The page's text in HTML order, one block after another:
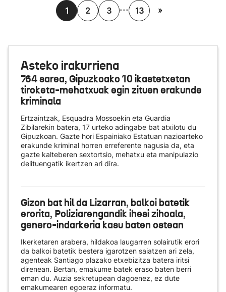
1 2 3 ... 13 »
Asteko irakurriena
764 sarea, Gipuzkoako 10 ikastetxetan
tiroketa-mehatxuak egin zituen erakunde
kriminala
Ertzaintzak, Esquadra Mossoekin eta Guardia
Zibilarekin batera, 17 urteko adingabe bat atxilotu du
Gipuzkoan. Gazte hori Espainiako Estatuan nazioarteko
erakunde kriminal horren erreferente nagusia da, eta
gazte kalteberen sextortsio, mehatxu eta manipulazio
delituengatik ikertzen ari dira.
Gizon bat hil da Lizarran, balkoi batetik
erorita, Poliziarengandik ihesi zihoala,
genero-indarkeria kasu baten ostean
Ikerketaren arabera, hildakoa laugarren solairutik erori
da balkoi batetik bestera igarotzen saiatzen ari zela,
agenteak Santiago plazako etxebizitza batera iritsi
direnean. Bertan, emakume batek eraso baten berri
eman du. Auzia sekretupean dagoenez, ez dute
emakumearen egoeraz informatu.